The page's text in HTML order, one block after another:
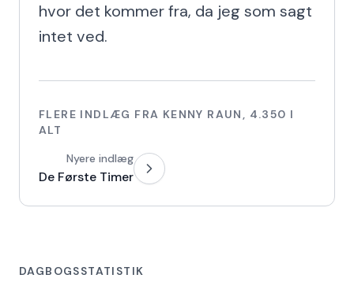
hvor det kommer fra, da jeg som sagt
intet ved.
FLERE INDLÆG FRA KENNY RAUN , 4.350 I
ALT
Nyere indlæg
De Første Timer
DAGBOGSSTATISTIK